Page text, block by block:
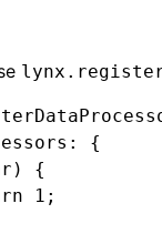
:
{
{
1 ;